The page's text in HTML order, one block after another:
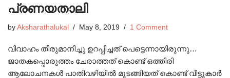
പ്രണയതാലി
by Aksharathalukal May 8, 2019 1 Comment
വിവാഹം തീരുമാനിച്ചു ഉറപ്പിച്ചത് പെട്ടെന്നായിരുന്നു…
ജാതകപ്പൊരുത്തം ചേരാത്തത് കൊണ്ട് ഒത്തിരി
ആലോചനകൾ പാതിവഴിയിൽ മുടങ്ങിയത് കൊണ്ട് വീട്ടുകാർ